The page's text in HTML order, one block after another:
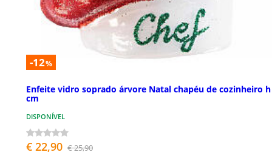
-12%
Enfeite vidro soprado árvore Natal chapéu de cozinheiro
cm
DISPONÍVEL
€ 22,90 € 25,90